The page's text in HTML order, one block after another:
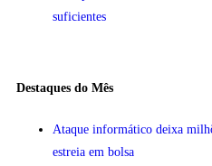
suficientes
Destaques do Mês
Ataque informático deixa
estreia em bolsa